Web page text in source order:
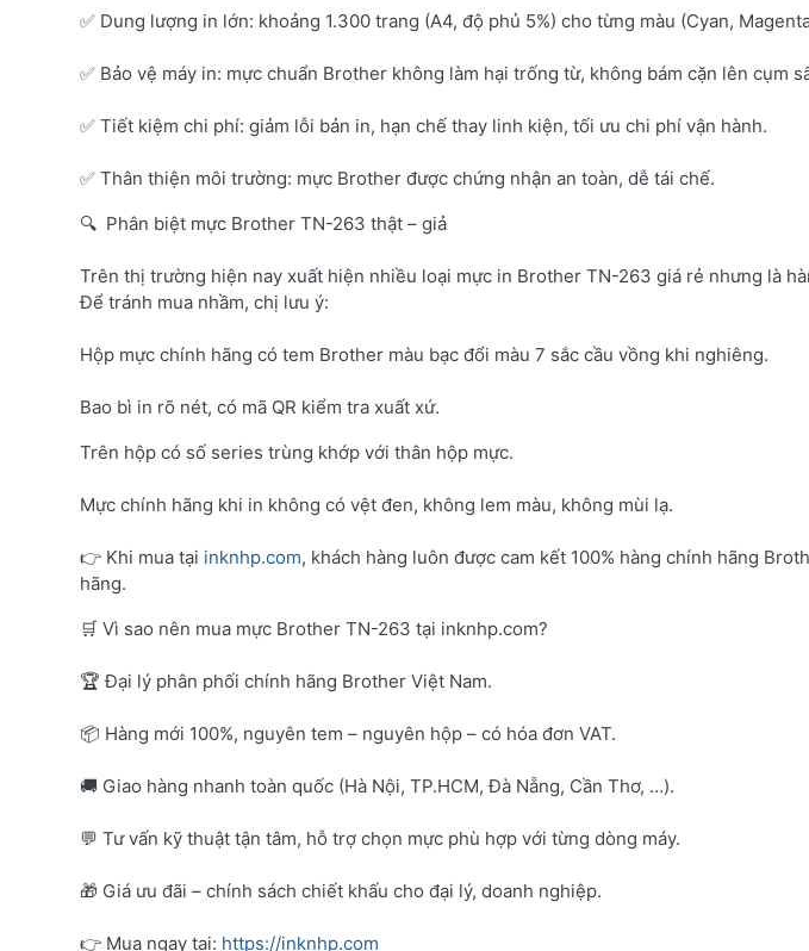
✅ Dung lượng in lớn: khoảng 1.300 trang (A4, độ phủ 5%) cho từng màu (Cyan,
✅ Bảo vệ máy in: mực chuẩn Brother không làm hại trống từ, không bám cặn lên cụm
✅ Tiết kiệm chi phí: giảm lỗi bản in, hạn chế thay linh kiện, tối ưu chi phí vận hành.
✅ Thân thiện môi trường: mực Brother được chứng nhận an toàn, dễ tái chế.
🔍 Phân biệt mực Brother TN-263 thật – giả
Trên thị trường hiện nay xuất hiện nhiều loại mực in Brother TN-263 giá rẻ nhưng là
Để tránh mua nhầm, chị lưu ý:
Hộp mực chính hãng có tem Brother màu bạc đổi màu 7 sắc cầu vồng khi nghiêng.
Bao bì in rõ nét, có mã QR kiểm tra xuất xứ.
Trên hộp có số series trùng khớp với thân hộp mực.
Mực chính hãng khi in không có vệt đen, không lem màu, không mùi lạ.
👉 Khi mua tại inknhp.com, khách hàng luôn được cam kết 100% hàng chính hãng
hãng.
🛒 Vì sao nên mua mực Brother TN-263 tại inknhp.com?
🏆 Đại lý phân phối chính hãng Brother Việt Nam.
📦 Hàng mới 100%, nguyên tem – nguyên hộp – có hóa đơn VAT.
🚚 Giao hàng nhanh toàn quốc (Hà Nội, TP.HCM, Đà Nẵng, Cần Thơ, …).
💬 Tư vấn kỹ thuật tận tâm, hỗ trợ chọn mực phù hợp với từng dòng máy.
🎁 Giá ưu đãi – chính sách chiết khấu cho đại lý, doanh nghiệp.
👉 Mua ngay tại: https://inknhp.com